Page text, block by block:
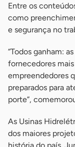
Entre os
como
e segurança no
“Todos ganham:
fornecedores
empreendedores
preparados para
porte”,
As Usinas
dos maiores